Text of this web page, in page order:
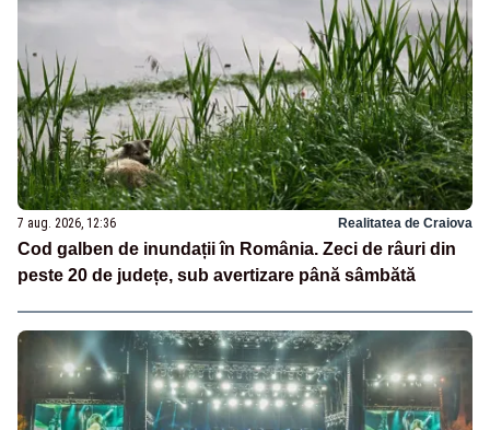
7 aug. 2026, 12:36 Realitatea de Craiova
Cod galben de inundații în România. Zeci de râuri din
peste 20 de județe, sub avertizare până sâmbătă